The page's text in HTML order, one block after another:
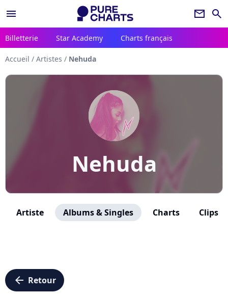
menu newsletter search
Billetterie Star Academy Charts français
Accueil / Artistes / Nehuda
Nehuda
Artiste Albums & Singles Charts Clips
arrow_left Retour